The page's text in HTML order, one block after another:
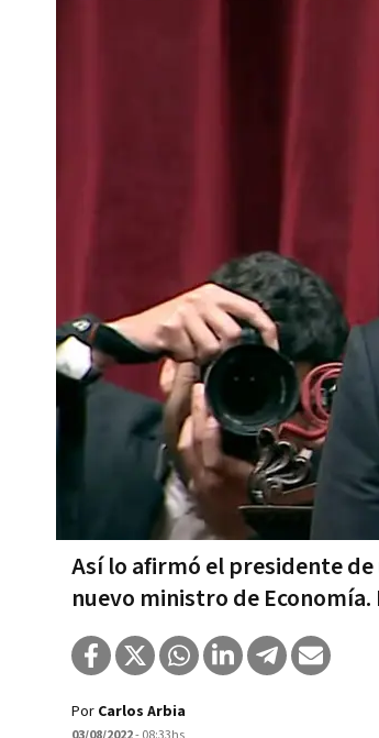
Así lo afirmó el presidente
nuevo ministro de
Por Carlos Arbia